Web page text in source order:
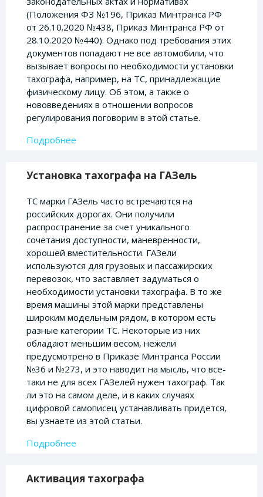
(Положения ФЗ №196, Приказ Минтранса РФ
от 26.10.2020 №438, Приказ Минтранса РФ от
28.10.2020 №440). Однако под требования этих
документов попадают не все автомобили, что
вызывает вопросы по необходимости установки
тахографа, например, на ТС, принадлежащие
физическому лицу. Об этом, а также о
нововведениях в отношении вопросов
регулирования поговорим в этой статье.
Подробнее
Установка тахографа на ГАЗель
ТС марки ГАЗель часто встречаются на
российских дорогах. Они получили
распространение за счет уникального
сочетания доступности, маневренности,
хорошей вместительности. ГАЗели
используются для грузовых и пассажирских
перевозок, что заставляет задуматься о
необходимости установки тахографа. В то же
время машины этой марки представлены
широким модельным рядом, в котором есть
разные категории ТС. Некоторые из них
обладают меньшим весом, нежели
предусмотрено в Приказе Минтранса России
№36 и №273, и это наводит на мысль, что все-
таки не для всех ГАЗелей нужен тахограф. Так
ли это на самом деле, и в каких случаях
цифровой самописец устанавливать придется,
вы узнаете из этой статьи.
Подробнее
Активация тахографа